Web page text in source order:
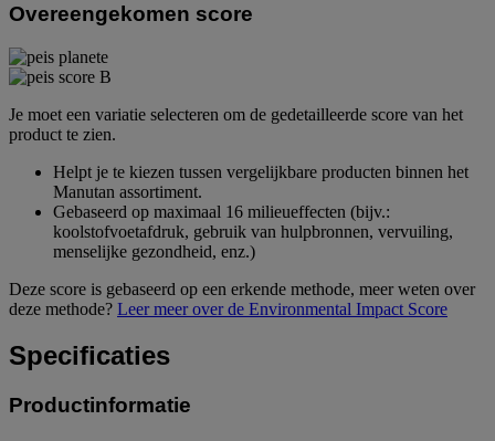
Overeengekomen score
Je moet een variatie selecteren om de gedetailleerde score van het
product te zien.
Helpt je te kiezen tussen vergelijkbare producten binnen het
Manutan assortiment.
Gebaseerd op maximaal 16 milieueffecten (bijv.:
koolstofvoetafdruk, gebruik van hulpbronnen, vervuiling,
menselijke gezondheid, enz.)
Deze score is gebaseerd op een erkende methode, meer weten over
deze methode? Leer meer over de Environmental Impact Score
Specificaties
Productinformatie